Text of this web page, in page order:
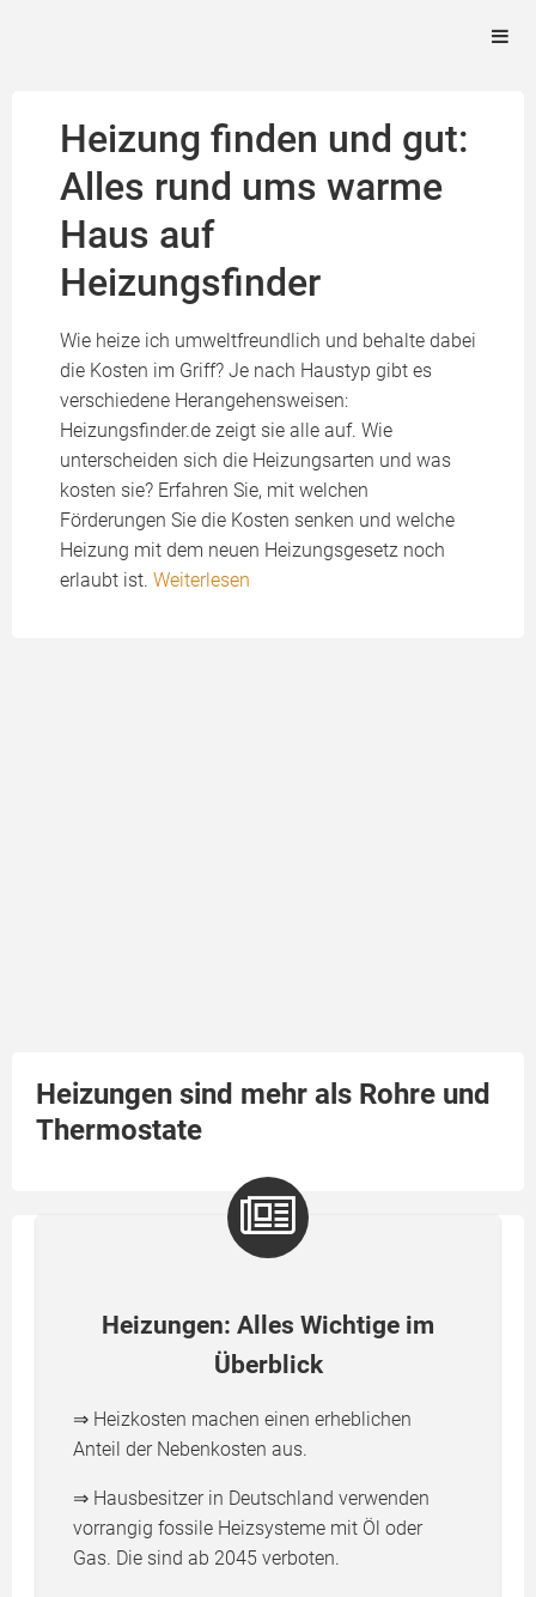
Heizung finden und gut:
Alles rund ums warme
Haus auf
Heizungsfinder
Wie heize ich umweltfreundlich und behalte dabei
die Kosten im Griff? Je nach Haustyp gibt es
verschiedene Herangehensweisen:
Heizungsfinder.de zeigt sie alle auf. Wie
unterscheiden sich die Heizungsarten und was
kosten sie? Erfahren Sie, mit welchen
Förderungen Sie die Kosten senken und welche
Heizung mit dem neuen Heizungsgesetz noch
erlaubt ist. Weiterlesen
Heizungen sind mehr als Rohre und
Thermostate
Heizungen: Alles Wichtige im
Überblick
⇒ Heizkosten machen einen erheblichen
Anteil der Nebenkosten aus.
⇒ Hausbesitzer in Deutschland verwenden
vorrangig fossile Heizsysteme mit Öl oder
Gas. Die sind ab 2045 verboten.